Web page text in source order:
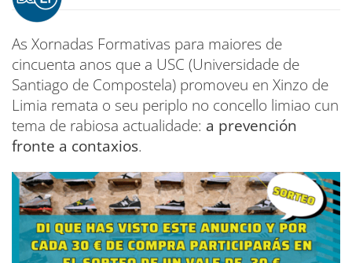
As Xornadas Formativas para maiores de
cincuenta anos que a USC (Universidade de
Santiago de Compostela) promoveu en Xinzo de
Limia remata o seu periplo no concello limiao cun
tema de rabiosa actualidade: a prevención
fronte a contaxios.